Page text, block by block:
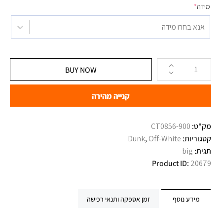
מידה*
אנא בחרו מידה
BUY NOW
קנייה מהירה
מק"ט: CT0856-900
קטגוריות:
Dunk,Off-White
תגית: big
Product ID: 20679
מידע נוסף זמן אספקה ותנאי רכישה